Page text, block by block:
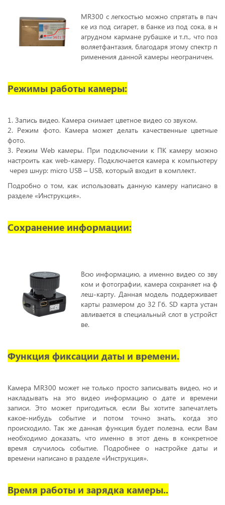
MR300 с легкостью можно спрятать в пач
ке из под сигарет, в банке из под сока, в н
агрудном кармане рубашке и т.п., что поз
воляетфантазия, благодаря этому спектр п
рименения данной камеры неограничен.
Режимы работы камеры:
1. Запись видео. Камера снимает цветное видео со звуком.
2. Режим фото. Камера может делать качественные цветные
фото.
3. Режим Web камеры. При подключении к ПК камеру можно
настроить как web-камеру. Подключается камера к компьютеру
через шнур: micro USB – USB, который входит в комплект.
Подробно о том, как использовать данную камеру написано в
разделе «Инструкция».
Сохранение информации:
Всю информацию, а именно видео со зву
ком и фотографии, камера сохраняет на ф
леш-карту. Данная модель поддерживает
карты размером до 32 Гб. SD карта устан
авливается в специальный слот в устройст
ве.
Функция фиксации даты и времени.
Камера MR300 может не только просто записывать видео, но и
накладывать на это видео информацию о дате и времени
записи. Это может пригодиться, если Вы хотите запечатлеть
какое-нибудь событие и потом точно знать, когда это
происходило. Так же данная функция будет полезна, если Вам
необходимо доказать, что именно в этот день в конкретное
время случилось событие. Подробнее о настройке даты и
времени написано в разделе «Инструкция».
Время работы и зарядка камеры..